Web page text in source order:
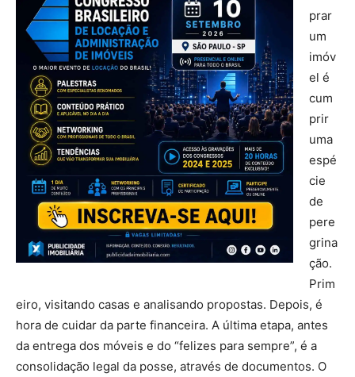
prar
um
imóv
el é
cum
prir
uma
espé
cie
de
pere
grina
ção.
Prim
eiro, visitando casas e analisando propostas. Depois, é
hora de cuidar da parte financeira. A última etapa, antes
da entrega dos móveis e do “felizes para sempre”, é a
consolidação legal da posse, através de documentos. O